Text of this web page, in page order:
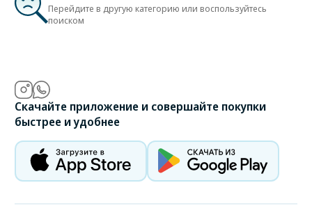
Перейдите в другую категорию или воспользуйтесь
поиском
Скачайте приложение и совершайте покупки
быстрее и удобнее